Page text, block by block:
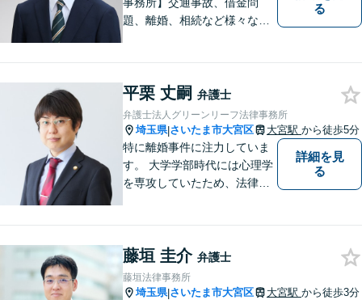
題、離婚、相続など様々な問
い！
る
平栗 丈嗣 弁護士
弁護士法人グリーンリーフ法律事務所
埼玉県|さいたま市大宮区 大宮駅 から徒歩5分
特に離婚事件に注力していま
す。 大学学部時代には心理学
を専攻していたため、法律面
士になった、若くない弁護士
であるため、人生経験面でご
安心いただけます。
詳細を見
る
藤垣 圭介 弁護士
藤垣法律事務所
埼玉県|さいたま市大宮区 大宮駅 から徒歩3分